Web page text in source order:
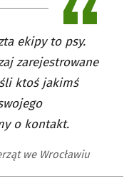
ekipy to psy.
zarejestrowane
ktoś jakimś
o kontakt.
we Wrocławiu